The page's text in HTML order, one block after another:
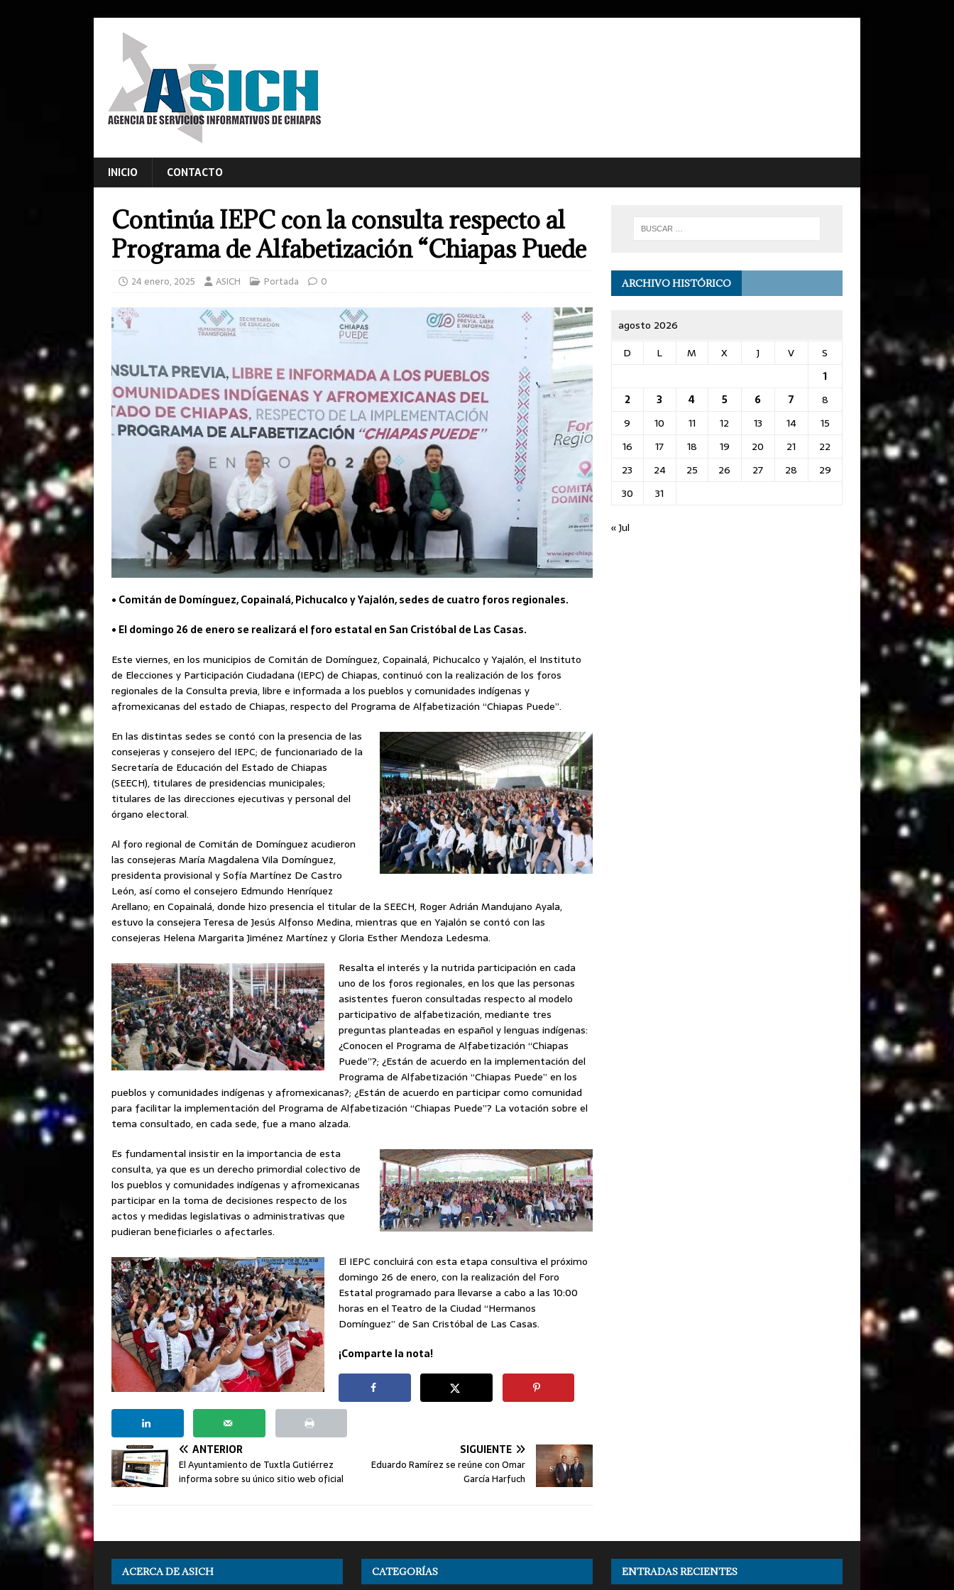
INICIO CONTACTO
Continúa IEPC con la consulta respecto al
Programa de Alfabetización “Chiapas Puede
24 enero, 2025 ASICH Portada 0
• Comitán de Domínguez, Copainalá, Pichucalco y Yajalón, sedes de cuatro foros regionales.
• El domingo 26 de enero se realizará el foro estatal en San Cristóbal de Las Casas.
Este viernes, en los municipios de Comitán de Domínguez, Copainalá, Pichucalco y Yajalón, el Instituto
de Elecciones y Participación Ciudadana (IEPC) de Chiapas, continuó con la realización de los foros
regionales de la Consulta previa, libre e informada a los pueblos y comunidades indígenas y
afromexicanas del estado de Chiapas, respecto del Programa de Alfabetización “Chiapas Puede”.
En las distintas sedes se contó con la presencia de las
consejeras y consejero del IEPC; de funcionariado de la
Secretaría de Educación del Estado de Chiapas
(SEECH), titulares de presidencias municipales;
titulares de las direcciones ejecutivas y personal del
órgano electoral.
Al foro regional de Comitán de Domínguez acudieron
las consejeras María Magdalena Vila Domínguez,
presidenta provisional y Sofía Martínez De Castro
León, así como el consejero Edmundo Henríquez
Arellano; en Copainalá, donde hizo presencia el titular de la SEECH, Roger Adrián Mandujano Ayala,
estuvo la consejera Teresa de Jesús Alfonso Medina, mientras que en Yajalón se contó con las
consejeras Helena Margarita Jiménez Martínez y Gloria Esther Mendoza Ledesma.
Resalta el interés y la nutrida participación en cada
uno de los foros regionales, en los que las personas
asistentes fueron consultadas respecto al modelo
participativo de alfabetización, mediante tres
preguntas planteadas en español y lenguas indígenas:
¿Conocen el Programa de Alfabetización “Chiapas
Puede”?; ¿Están de acuerdo en la implementación del
Programa de Alfabetización “Chiapas Puede” en los
pueblos y comunidades indígenas y afromexicanas?; ¿Están de acuerdo en participar como comunidad
para facilitar la implementación del Programa de Alfabetización “Chiapas Puede”? La votación sobre el
tema consultado, en cada sede, fue a mano alzada.
Es fundamental insistir en la importancia de esta
consulta, ya que es un derecho primordial colectivo de
los pueblos y comunidades indígenas y afromexicanas
participar en la toma de decisiones respecto de los
actos y medidas legislativas o administrativas que
pudieran beneficiarles o afectarles.
El IEPC concluirá con esta etapa consultiva el próximo
domingo 26 de enero, con la realización del Foro
Estatal programado para llevarse a cabo a las 10:00
horas en el Teatro de la Ciudad “Hermanos
Domínguez” de San Cristóbal de Las Casas.
¡Comparte la nota!
ANTERIOR
El Ayuntamiento de Tuxtla Gutiérrez
informa sobre su único sitio web oficial
SIGUIENTE
Eduardo Ramírez se reúne con Omar
García Harfuch
ARCHIVO HISTÓRICO
agosto 2026
D
L M X J V
S
1
2
3 4 5 6 7
8
9
10 11 12 13 14
15
16
17 18 19 20 21
22
23
24 25 26 27 28
29
30
31
« Jul
ACERCA DE ASICH CATEGORÍAS ENTRADAS RECIENTES